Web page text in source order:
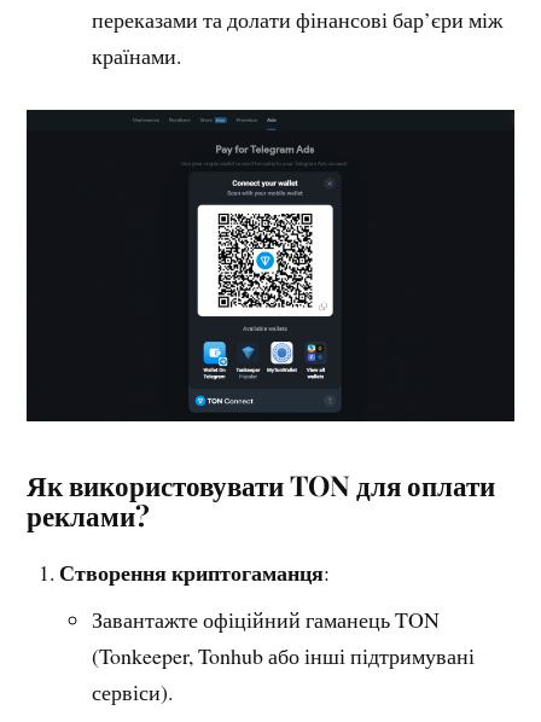
переказами та долати фінансові бар’єри між
країнами.
Як використовувати TON для оплати
реклами?
Створення криптогаманця:
Завантажте офіційний гаманець TON
(Tonkeeper, Tonhub або інші підтримувані
сервіси).